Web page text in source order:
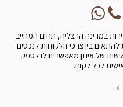
במרינה הרצליה, תחום המחייב
בין צרכי הלקוחות לנכסים
של איתן מאפשרים לו לספק
לכל לקוח.